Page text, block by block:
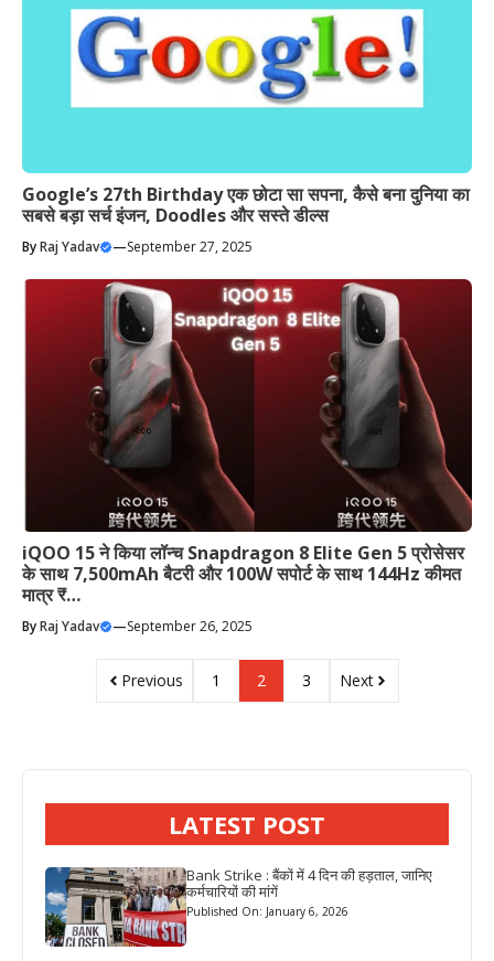
Google’s 27th Birthday एक छोटा सा सपना, कैसे बना दुनिया का
सबसे बड़ा सर्च इंजन, Doodles और सस्ते डील्स
ByRaj Yadav —September 27, 2025
iQOO 15 ने किया लॉन्च Snapdragon 8 Elite Gen 5 प्रोसेसर
के साथ 7,500mAh बैटरी और 100W सपोर्ट के साथ 144Hz कीमत
मात्र ₹…
ByRaj Yadav —September 26, 2025
Previous 1 2 3 Next
LATEST POST
Bank Strike : बैंकों में 4 दिन की हड़ताल, जानिए
कर्मचारियों की मांगें
Published On: January 6, 2026